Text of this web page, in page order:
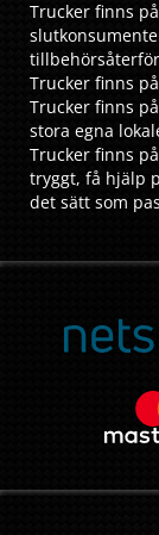
Trucker finns
Trucker finns
Trucker finns
stora egna
Trucker finns
tryggt, få hjälp
det sätt som